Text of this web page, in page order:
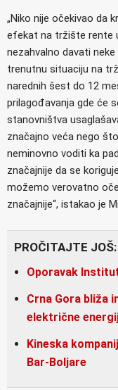
„Niko nije očekivao da
efekat na tržište rente
nezahvalno davati
trenutnu situaciju na
narednih šest do 12
prilagođavanja gde će
stanovništva
značajno veća nego
neminovno voditi ka
značajnije da se
možemo verovatno
značajnije“, istakao je
PROČITAJTE JOŠ:
Oporavak
Crna Gora bliža
električne
Kineska
Bar-Boljare